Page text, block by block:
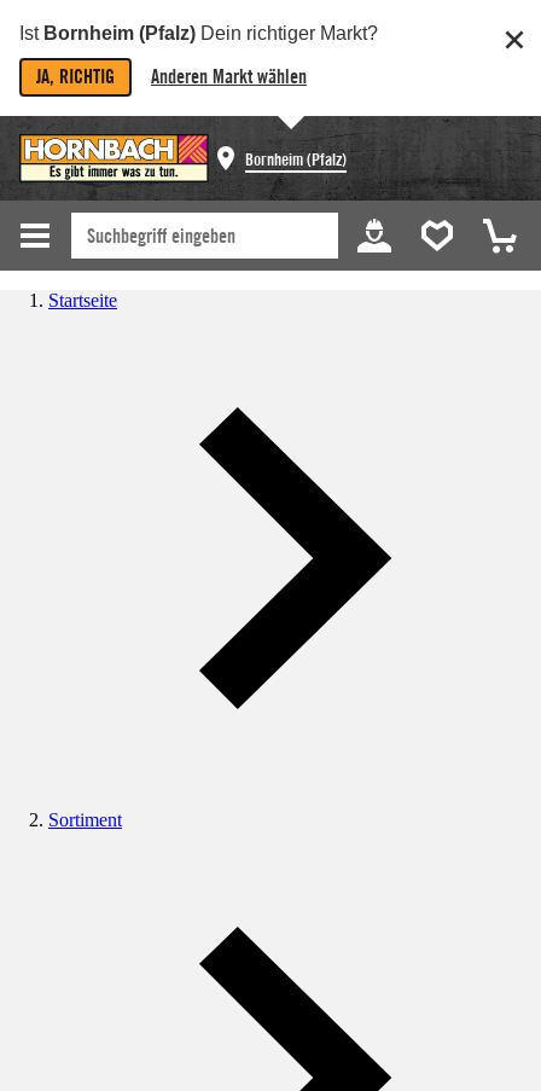
Ist Bornheim (Pfalz) Dein richtiger Markt?
JA, RICHTIG Anderen Markt wählen
Bornheim (Pfalz)
Startseite
Sortiment